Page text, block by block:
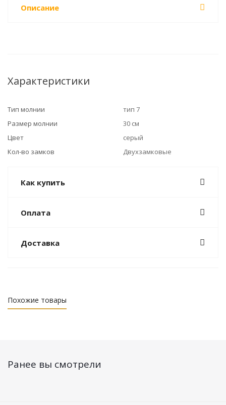
Описание
Характеристики
Тип молнии
тип 7
Размер молнии
30 см
Цвет
серый
Кол-во замков
Двухзамковые
Как купить
Оплата
Доставка
Похожие товары
Ранее вы смотрели